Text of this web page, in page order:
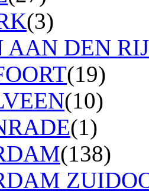
(3)
AAN DEN
(19)
(10)
(1)
(138)